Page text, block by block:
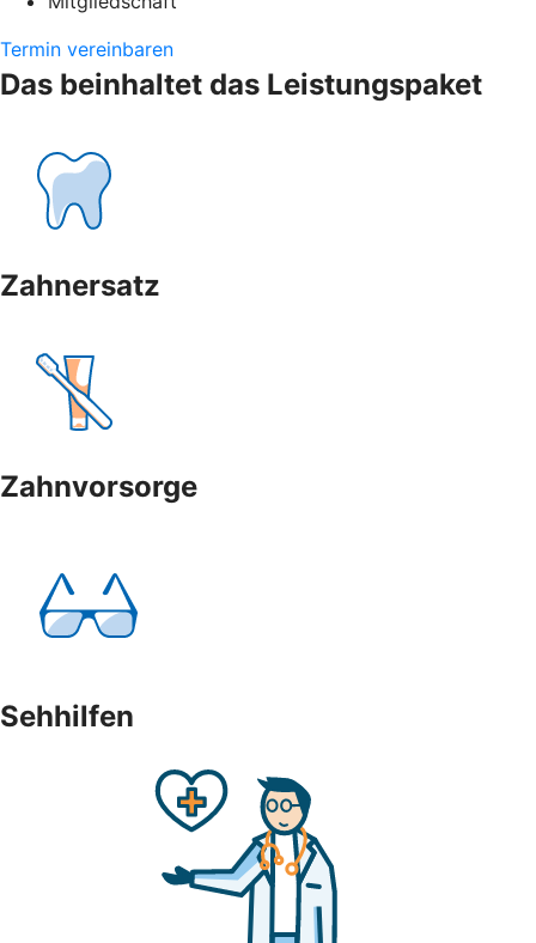
Termin vereinbaren
Das beinhaltet das Leistungspaket
Zahnersatz
Zahnvorsorge
Sehhilfen